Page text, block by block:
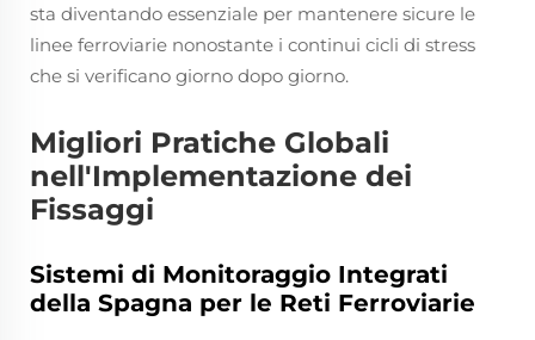
sta diventando essenziale per mantenere sicure le
linee ferroviarie nonostante i continui cicli di stress
che si verificano giorno dopo giorno.
Migliori Pratiche Globali
nell'Implementazione dei
Fissaggi
Sistemi di Monitoraggio Integrati
della Spagna per le Reti Ferroviarie